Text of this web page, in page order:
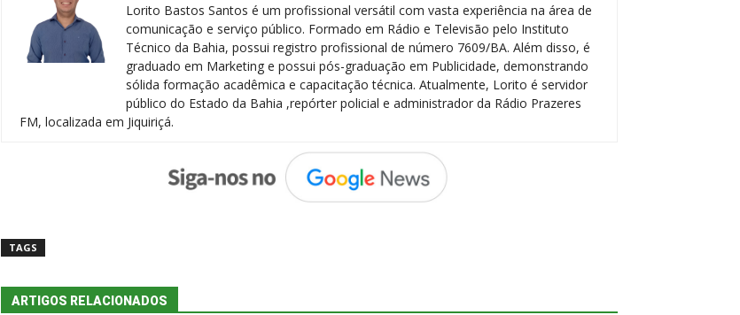
Lorito Bastos Santos é um profissional versátil com vasta experiência na área de
comunicação e serviço público. Formado em Rádio e Televisão pelo Instituto
Técnico da Bahia, possui registro profissional de número 7609/BA. Além disso, é
graduado em Marketing e possui pós-graduação em Publicidade, demonstrando
sólida formação acadêmica e capacitação técnica. Atualmente, Lorito é servidor
público do Estado da Bahia ,repórter policial e administrador da Rádio Prazeres
FM, localizada em Jiquiriçá.
TAGS
ARTIGOS RELACIONADOS